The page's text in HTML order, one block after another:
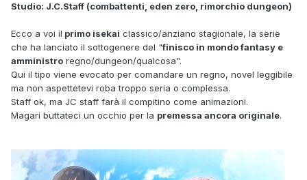
Studio: J.C.Staff (combattenti, eden zero, rimorchio dungeon)
Ecco a voi il primo isekai classico/anziano stagionale, la serie
che ha lanciato il sottogenere del "finisco in mondo fantasy e
amministro regno/dungeon/qualcosa".
Qui il tipo viene evocato per comandare un regno, novel leggibile
ma non aspettetevi roba troppo seria o complessa.
Staff ok, ma JC staff farà il compitino come animazioni.
Magari buttateci un occhio per la premessa ancora originale.